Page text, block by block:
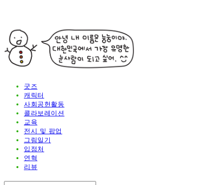
굿즈
캐릭터
사회공헌활동
콜라보레이션
교육
전시 및 팝업
그림일기
입점처
연혁
리뷰